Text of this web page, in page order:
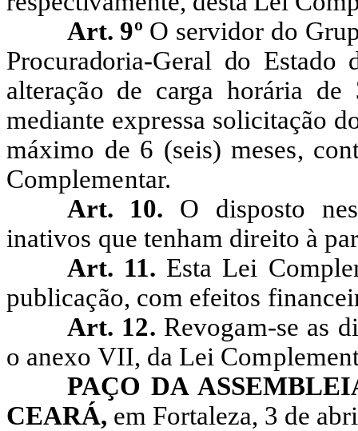
Art. 9º O servidor do
Procuradoria-Geral do
alteração de carga horária
mediante expressa solicitação
máximo de 6 (seis) meses,
Complementar.
Art. 10. O disposto
inativos que tenham direito à
Art. 11. Esta Lei
publicação, com efeitos
Art. 12. Revogam-se as
o anexo VII, da Lei
PAÇO DA
CEARÁ, em Fortaleza, 3 de